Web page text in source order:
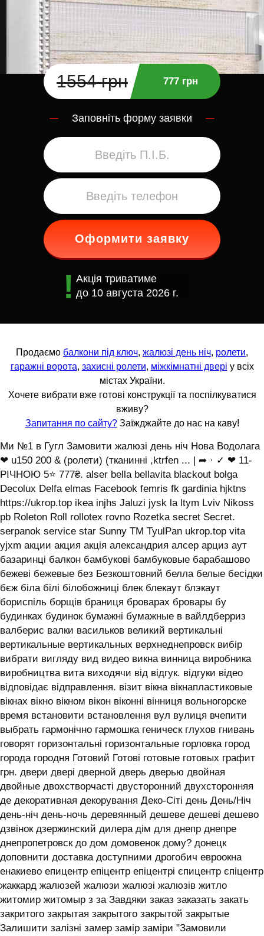
1554 грн 777 грн
Заповніть форму заявки
Оформити заявку
Акція триватиме
до 10 августа 2026 г.
Продаємо балкони під ключ, жалюзі день ніч, ролети,
гаражні ворота, захисні ролети, міжкімнатні двері у всіх
містах України.
Хочете вибрати вже готові конструкції та поспілкуватися
вживу?
Запитання по сайту?Заїжджайте до нас на каву!
Ми №1 в Гугл Замовити жалюзі день ніч Нова Водолага
❤ u150 200 & (ролети) (тканинні ,ktrfen ... | ➦ · ✓ ❤ 11-
РІЧНОЮ 5⭐ 777₴. alser bella bellavita blackout bolga
Decolux Delfa elmas Facebook femris fk gardinia hjktns
https://ukrop.top ikea injhs Jaluzi jysk la ltym Lviv Nikoss
pb Roleton Roll rollotex rovno Rozetka secret Secret.
serpanok service star Sunny TM TyulPan ukrop.top vita
yjxm акции акция акція александрия алсер арциз аут
базаринці балкон бамбукові бамбуковые барабашово
бежеві бежевые без Безкоштовний белла белые бесідки
бєж біла білі білобожниці блек блекаут блэкаут
бориспіль борщів браниця броварах бровары бу
будинках будинок бумажні бумажные в вайлдберриз
валберис валки васильков великий вертикальні
вертикальные вертикальных верхнеднепровск вибір
вибрати вигляду вид видео викна винница виробника
виробництва вита виходячи від відгук. відгуки відео
відповідає відправлення. візит вікна вікнапластиковые
вікнах вікно вікном вікон віконні вінниця вольногорске
время встановити встановлення вул вулиця вчепити
выбрать гармонічно гармошка геническ глухов гнивань
говорят горизонтальні горизонтальные горловка город
города городня Готовий Готові готовые готовых графит
грн. двери двері дверной дверь дверью двойная
двойные двохстворчасті двусторонний двухсторонняя
де декоративная декорування Деко-Сіті день День/Ніч
день-ніч день-ночь деревянный дешеве дешеві дешево
дзвінок дзержинский дилера дім для днепр днепре
днепропетровск до дом домовенок дому? донецк
доповнити доставка доступними дрогобич евроокна
енакиево епицентр епіцентр епіцентрі єпицентр єпіцентр
жаккард жалюзей жалюзи жалюзі жалюзів житло
житомир житомыр з за Завдяки заказ заказать закать
закритого закрытая закрытого закрытой закрытые
Залишити залізні замер замір заміри "Замовили